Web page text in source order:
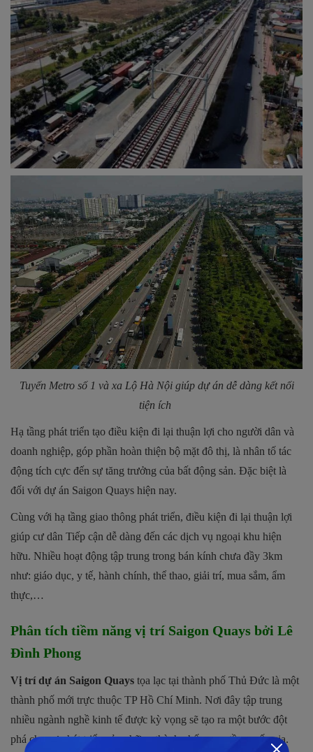
Tuyến Metro số 1 và xa Lộ Hà Nội giúp dự án dễ dàng kết nối
tiện ích
Hạ tầng phát triển tạo điều kiện đi lại thuận lợi cho người dân và
doanh nghiệp, góp phần hoàn thiện bộ mặt đô thị, là nhân tố tác
động tích cực đến sự tăng trưởng của bất động sản. Đặc biệt là
đối với dự án Saigon Quays hiện nay.
Cùng với hạ tầng giao thông phát triển, điều kiện đi lại thuận lợi
giúp cư dân Tiếp cận dễ dàng đến các dịch vụ ngoại khu hiện
hữu. Nhiều hoạt động tập trung trong bán kính chưa đầy 3km
như: giáo dục, y tế, hành chính, thể thao, giải trí, mua sắm, ẩm
thực,…
Phân tích tiềm năng vị trí Saigon Quays bởi Lê
Đình Phong
Vị trí dự án Saigon Quays tọa lạc tại thành phố Thủ Đức là một
thành phố mới trực thuộc TP Hồ Chí Minh. Nơi đây tập trung
nhiều ngành nghề kinh tế được kỳ vọng sẽ tạo ra một bước đột
phá cho sự phát triển của những thành phố mang tầm quốc gia.